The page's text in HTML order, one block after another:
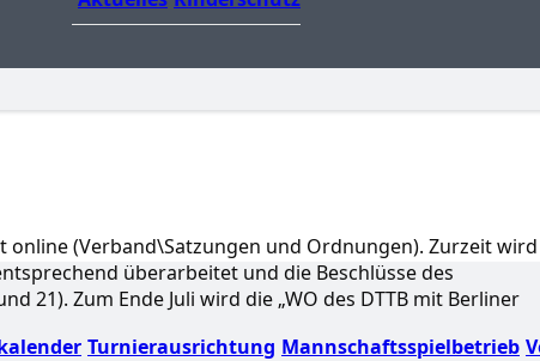
Turnierausrichtung Mannschaftsspielbetrieb
online (Verband\Satzungen und Ordnungen). Zurzeit
überarbeitet und die Beschlüsse des
21). Zum Ende Juli wird die „WO des DTTB mit Berliner